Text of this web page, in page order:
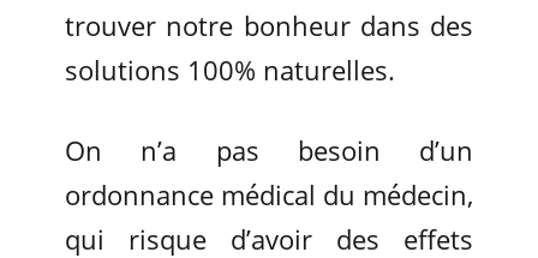
trouver notre bonheur dans des
solutions 100% naturelles.
On n’a pas besoin d’un
ordonnance médical du médecin,
qui risque d’avoir des effets